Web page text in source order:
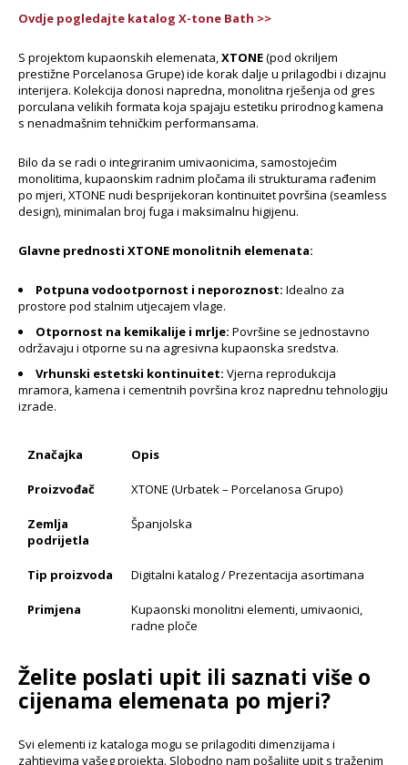
Ovdje pogledajte katalog X-tone Bath >>
S projektom kupaonskih elemenata,XTONE(pod okriljem
prestižne Porcelanosa Grupe) ide korak dalje u prilagodbi i dizajnu
interijera. Kolekcija donosi napredna, monolitna rješenja od gres
porculana velikih formata koja spajaju estetiku prirodnog kamena
s nenadmašnim tehničkim performansama.
Bilo da se radi o integriranim umivaonicima, samostojećim
monolitima, kupaonskim radnim pločama ili strukturama rađenim
po mjeri, XTONE nudi besprijekoran kontinuitet površina (seamless
design), minimalan broj fuga i maksimalnu higijenu.
Glavne prednosti XTONE monolitnih elemenata:
Potpuna vodootpornost i neporoznost: Idealno za
prostore pod stalnim utjecajem vlage.
Otpornost na kemikalije i mrlje: Površine se jednostavno
održavaju i otporne su na agresivna kupaonska sredstva.
Vrhunski estetski kontinuitet: Vjerna reprodukcija
mramora, kamena i cementnih površina kroz naprednu tehnologiju
izrade.
Značajka Opis
Proizvođač XTONE (Urbatek – Porcelanosa Grupo)
Zemlja
podrijetla
Španjolska
Tip proizvoda Digitalni katalog / Prezentacija asortimana
Primjena
Kupaonski monolitni elementi, umivaonici,
radne ploče
Želite poslati upit ili saznati više o
cijenama elemenata po mjeri?
Svi elementi iz kataloga mogu se prilagoditi dimenzijama i
zahtjevima vašeg projekta. Slobodno nam pošaljite upit s traženim